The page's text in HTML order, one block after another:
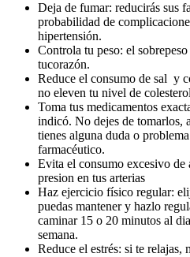
Deja de fumar: reducirás sus
probabilidad de
hipertensión.
Controla tu peso: el
tucorazón.
Reduce el consumo de sal y
no eleven tu nivel de
Toma tus medicamentos
indicó. No dejes de tomarlos,
tienes alguna duda o
farmacéutico.
Evita el consumo excesivo
presion en tus arterias
Haz ejercicio físico regular:
puedas mantener y hazlo
caminar 15 o 20 minutos al
semana.
Reduce el estrés: si te relajas,